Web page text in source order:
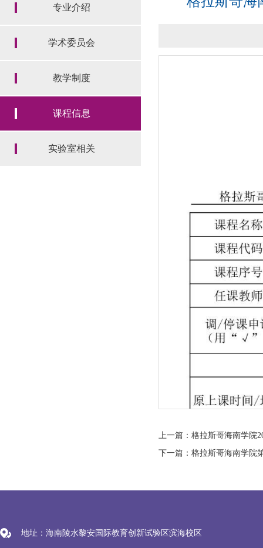
专业介绍
学术委员会
教学制度
课程信息
实验室相关
上一篇：格拉斯哥海南学院
地址：海南陵水黎安国际教育创新试验区滨海校区